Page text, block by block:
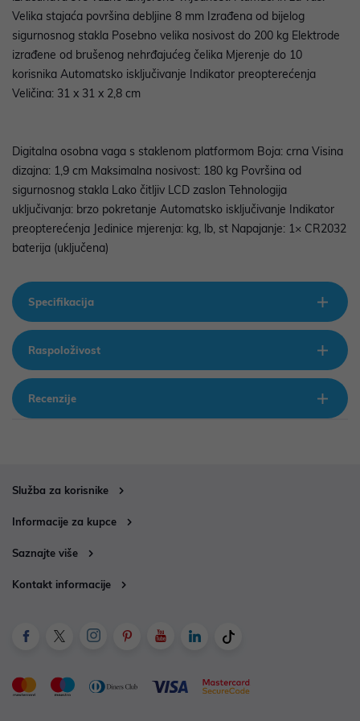
Velika stajaća površina debljine 8 mm Izrađena od bijelog
sigurnosnog stakla Posebno velika nosivost do 200 kg Elektrode
izrađene od brušenog nehrđajućeg čelika Mjerenje do 10
korisnika Automatsko isključivanje Indikator preopterećenja
Veličina: 31 x 31 x 2,8 cm
Digitalna osobna vaga s staklenom platformom Boja: crna Visina
dizajna: 1,9 cm Maksimalna nosivost: 180 kg Površina od
sigurnosnog stakla Lako čitljiv LCD zaslon Tehnologija
uključivanja: brzo pokretanje Automatsko isključivanje Indikator
preopterećenja Jedinice mjerenja: kg, lb, st Napajanje: 1× CR2032
baterija (uključena)
Specifikacija
Raspoloživost
Recenzije
Služba za korisnike
Informacije za kupce
Saznajte više
Kontakt informacije